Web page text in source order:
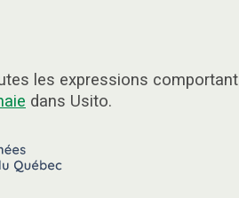
les expressions comportant
dans Usito.